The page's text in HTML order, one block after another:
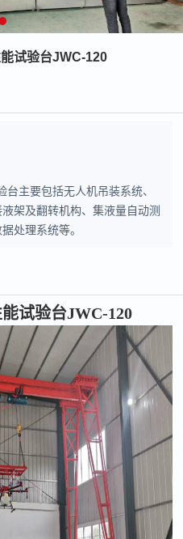
试验台JWC-120
主要包括无人机吊装系统、
架及翻转机构、集液量自动测
处理系统等。
试验台JWC-120